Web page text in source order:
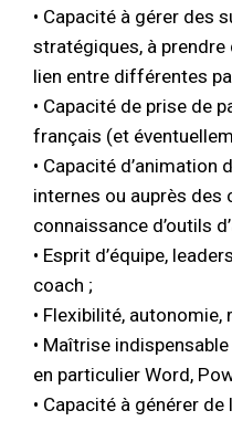
• Capacité à gérer des
stratégiques, à
lien entre différentes
• Capacité de prise de
français (et
• Capacité d’animation
internes ou auprès
connaissance d’outils
• Esprit d’équipe,
coach ;
• Flexibilité, autonomie,
• Maîtrise
en particulier Word,
• Capacité à générer